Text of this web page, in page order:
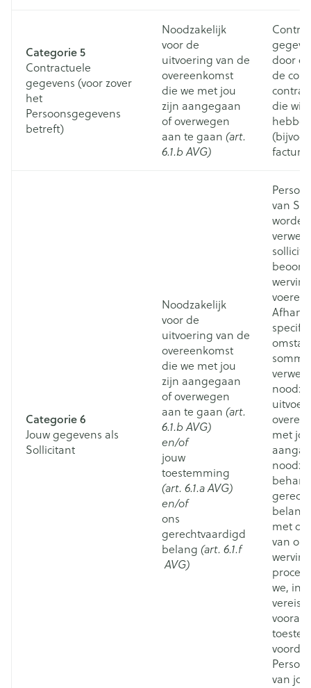
Categorie 5
Contractuele
gegevens (voor zover
het
Persoonsgegevens
betreft)
Noodzakelijk
voor de
uitvoering van de
overeenkomst
die we met jou
zijn aangegaan
of overwegen
aan te gaan (art.
6.1.b AVG)
door
de
die wij
Categorie 6
Jouw gegevens als
Sollicitant
Noodzakelijk
voor de
uitvoering van de
overeenkomst
die we met jou
zijn aangegaan
of overwegen
aan te gaan (art.
6.1.b AVG)
en/of
jouw
toestemming
(art. 6.1.a AVG)
en/of
ons
gerechtvaardigd
belang (art. 6.1.f
AVG)
van
voeren.
met
met
van ons
we,
vereist,
van